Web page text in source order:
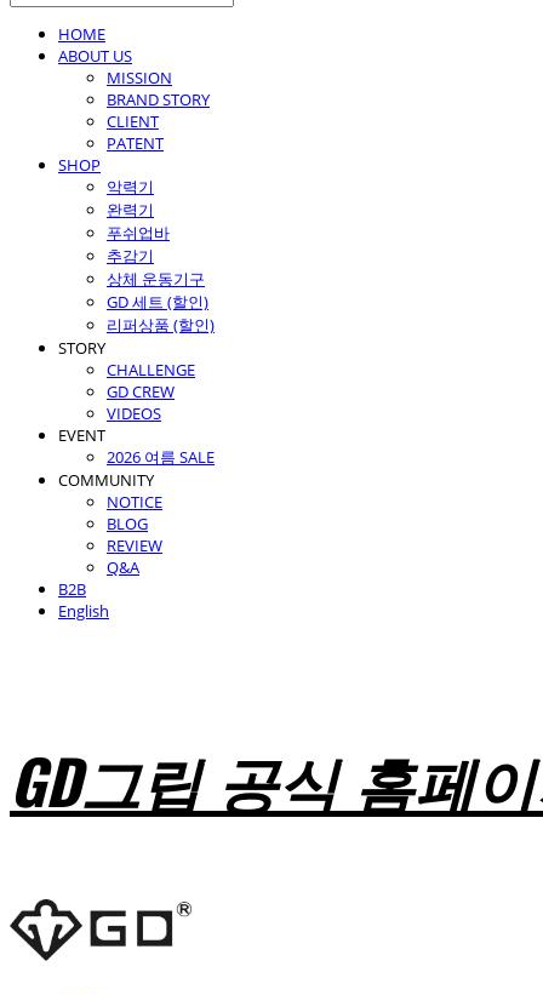
HOME
ABOUT US
MISSION
BRAND STORY
CLIENT
PATENT
SHOP
악력기
완력기
푸쉬업바
추감기
상체 운동기구
GD 세트 (할인)
리퍼상품 (할인)
STORY
CHALLENGE
GD CREW
VIDEOS
EVENT
2026 여름 SALE
COMMUNITY
NOTICE
BLOG
REVIEW
Q&A
B2B
English
GD그립 공식 홈페